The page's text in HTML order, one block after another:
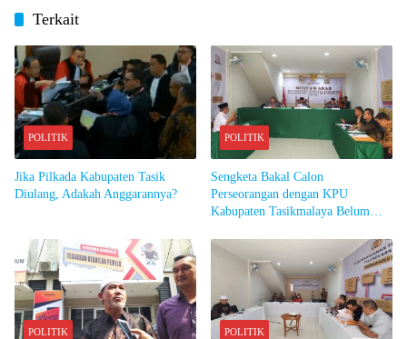
Terkait
POLITIK
Jika Pilkada Kabupaten Tasik
Diulang, Adakah Anggarannya?
POLITIK
Sengketa Bakal Calon
Perseorangan dengan KPU
Kabupaten Tasikmalaya Belum
POLITIK POLITIK